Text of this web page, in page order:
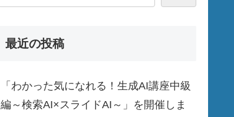
最近の投稿
「わかった気になれる！生成AI講座中級
編～検索AI×スライドAI～」を開催しま